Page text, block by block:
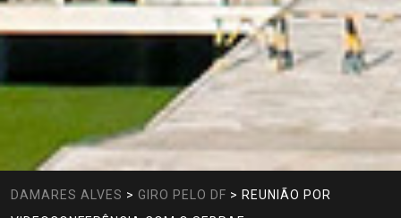
DAMARES ALVES > GIRO PELO DF > REUNIÃO POR